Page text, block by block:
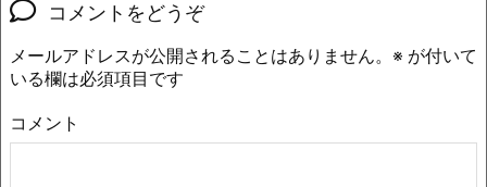
コメントをどうぞ
メールアドレスが公開されることはありません。 ※ が付いて
いる欄は必須項目です
コメント